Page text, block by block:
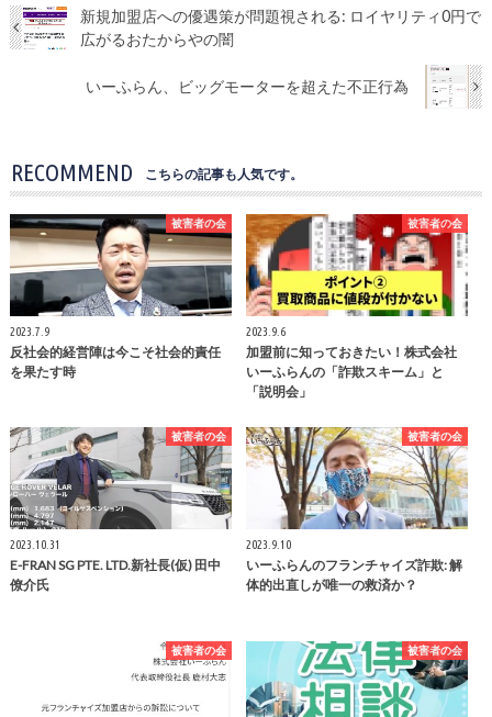
新規加盟店への優遇策が問題視される: ロイヤリティ0円で
広がるおたからやの闇
いーふらん、ビッグモーターを超えた不正行為
RECOMMEND こちらの記事も人気です。
被害者の会
2023.7.9
反社会的経営陣は今こそ社会的責任
を果たす時
被害者の会
2023.9.6
加盟前に知っておきたい！株式会社
いーふらんの「詐欺スキーム」と
「説明会」
被害者の会
2023.10.31
E-FRAN SG PTE. LTD.新社長(仮) 田中
僚介氏
被害者の会
2023.9.10
いーふらんのフランチャイズ詐欺: 解
体的出直しが唯一の救済か？
被害者の会 被害者の会